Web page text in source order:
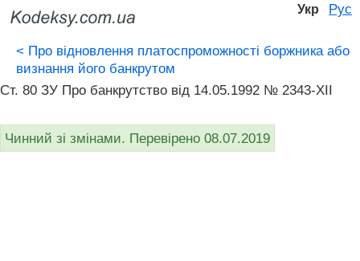
Укр Рус
< Про відновлення платоспроможності боржника або
визнання його банкрутом
Ст. 80 ЗУ Про банкрутство вiд 14.05.1992 № 2343-XII
Чинний зі змінами. Перевірено 08.07.2019